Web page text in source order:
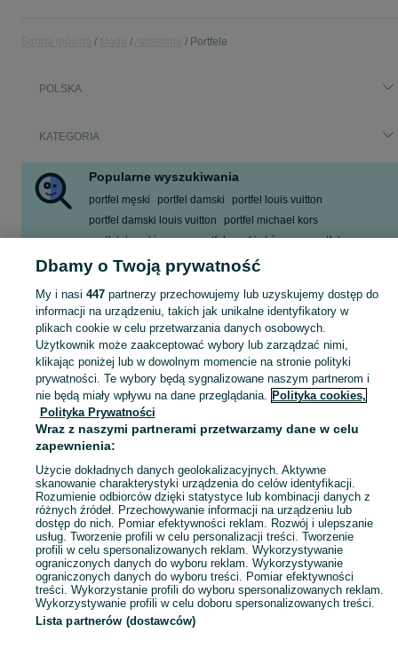
Portfele
POLSKA
KATEGORIA
Popularne wyszukiwania
portfel męski portfel damski
portfel louis vuitton
portfel damski louis vuitton
portfel michael kors
portfel damski guess portfel męski skórzany portfel guess
Zobacz Więcej
Szeroki wybór portfeli w Polsce ▶️ Różne materiały, kolory i kształty ✅ Nowe i używane w atrakcyjnych cenach ✌ Sprawdź oferty i kupuj tanio na OLX.pl! Zobacz
Mapa kategorii
Mapa miejscowości
Mapa ministron
Popularne wyszukiwania
Dbamy o Twoją prywatność
My i nasi 447partnerzy przechowujemy lub uzyskujemy dostęp do
informacji na urządzeniu, takich jak unikalne identyfikatory w
plikach cookie w celu przetwarzania danych osobowych.
Użytkownik może zaakceptować wybory lub zarządzać nimi,
klikając poniżej lub w dowolnym momencie na stronie polityki
prywatności. Te wybory będą sygnalizowane naszym partnerom i
nie będą miały wpływu na dane przeglądania. Polityka cookies,
Polityka Prywatności
Wraz z naszymi partnerami przetwarzamy dane w celu
zapewnienia:
Użycie dokładnych danych geolokalizacyjnych. Aktywne
skanowanie charakterystyki urządzenia do celów identyfikacji.
Rozumienie odbiorców dzięki statystyce lub kombinacji danych z
różnych źródeł. Przechowywanie informacji na urządzeniu lub
dostęp do nich. Pomiar efektywności reklam. Rozwój i ulepszanie
usług. Tworzenie profili w celu personalizacji treści. Tworzenie
profili w celu spersonalizowanych reklam. Wykorzystywanie
ograniczonych danych do wyboru reklam. Wykorzystywanie
ograniczonych danych do wyboru treści. Pomiar efektywności
treści. Wykorzystanie profili do wyboru spersonalizowanych reklam.
Wykorzystywanie profili w celu doboru spersonalizowanych treści.
Lista partnerów (dostawców)